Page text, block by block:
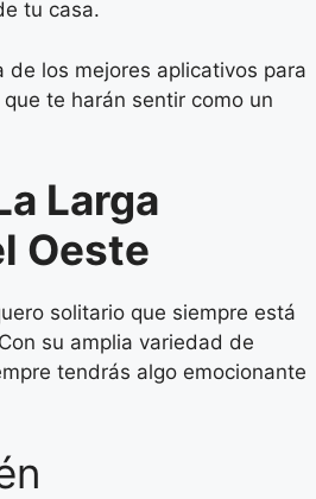
tu casa.
de los mejores aplicativos para
te harán sentir como un
Larga
Oeste
solitario que siempre está
su amplia variedad de
tendrás algo emocionante